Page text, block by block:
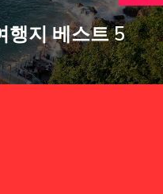
행지 베스트 5